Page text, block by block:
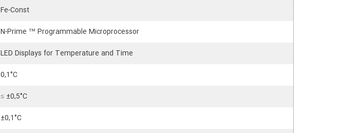
Fe-Const
N-Prime ™ Programmable Microprocessor
LED Displays for Temperature and Time
0,1°C
≤ ±0,5°C
±0,1°C